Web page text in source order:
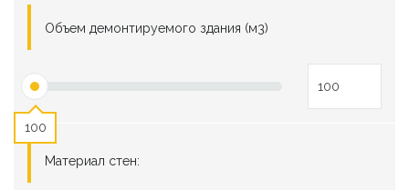
Объем демонтируемого здания (м3)
100
Материал стен: